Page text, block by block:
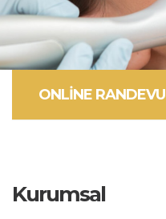
ONLINE RANDEVU
Kurumsal